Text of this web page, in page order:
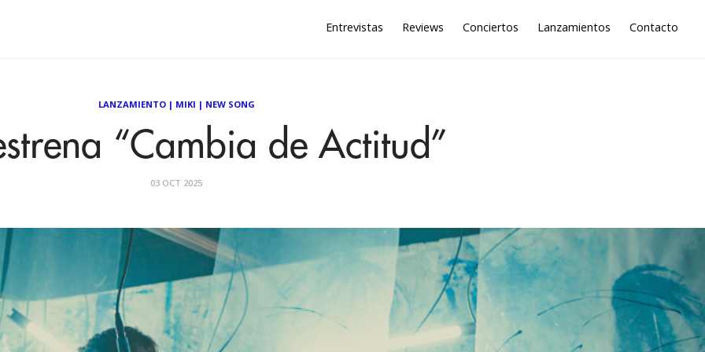
Entrevistas Reviews Conciertos Lanzamientos Contacto
LANZAMIENTO| MIKI | NEW SONG
“Cambia de Actitud”
03 OCT 2025